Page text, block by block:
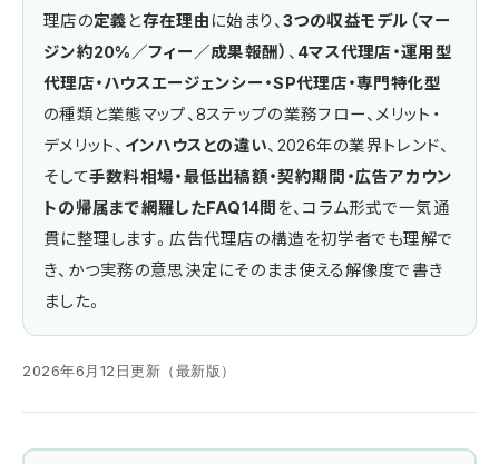
理店の定義 と存在理由 に始まり、3つの収益モデル（マー
ジン約20%／フィー／成果報酬） 、 4マス代理店・運用型
代理店・ハウスエージェンシー・SP代理店・専門特化型
の種類と業態マップ、8ステップの業務フロー、メリット・
デメリット、 インハウスとの違い、2026年の業界トレンド、
そして手数料相場・最低出稿額・契約期間・広告アカウン
トの帰属まで網羅したFAQ14問 を、コラム形式で一気通
貫に整理します。広告代理店の構造を初学者でも理解で
き、かつ実務の意思決定にそのまま使える解像度で書き
ました。
2026年6月12日更新（最新版）